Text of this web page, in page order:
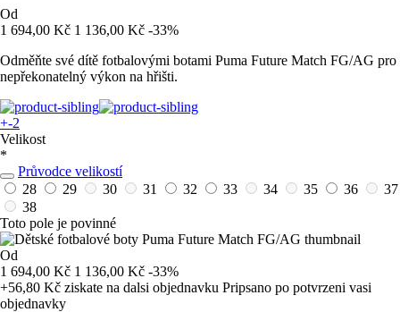
Od
1 694,00 Kč 1 136,00 Kč -33%
Odměňte své dítě fotbalovými botami Puma Future Match FG/AG pro
nepřekonatelný výkon na hřišti.
+-2
Velikost
*
Průvodce velikostí
28
29 30 31 32 33 34 35 36
37
38
Toto pole je povinné
Od
1 694,00 Kč 1 136,00 Kč -33%
+56,80 Kč ziskate na dalsi objednavku Pripsano po potvrzeni vasi
objednavky